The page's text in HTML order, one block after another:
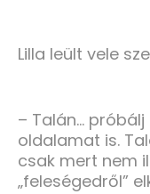
Lilla leült vele
– Talán…
oldalamat is.
csak mert nem
„feleségedről”